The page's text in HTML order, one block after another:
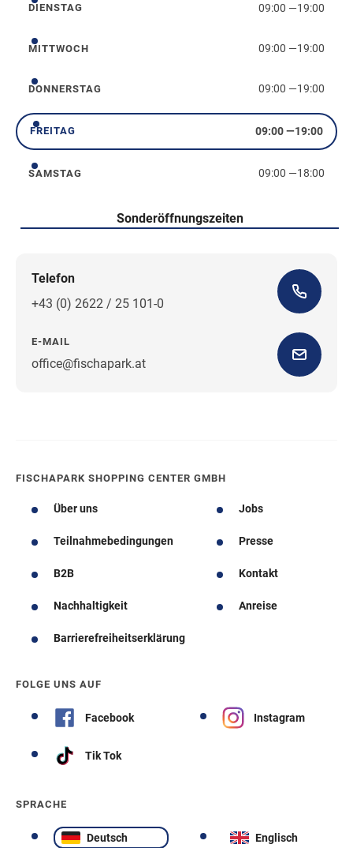
Dienstag
DIENSTAG 09:00 —19:00
Mittwoch
MITTWOCH 09:00 —19:00
Donnerstag
DONNERSTAG 09:00 —19:00
Freitag
FREITAG 09:00—19:00
Samstag
SAMSTAG 09:00 —18:00
Sonderöffnungszeiten
Telefon
+43 (0) 2622 / 25 101-0
E-MAIL
office@fischapark.atWegbeschreibung
FISCHAPARK SHOPPING CENTER GMBH
Über uns Jobs
Teilnahmebedingungen Presse
B2B Kontakt
Nachhaltigkeit Anreise
Barrierefreiheitserklärung
FOLGE UNS AUF
Facebook Instagram
Tik Tok
SPRACHE
Deutsch Englisch